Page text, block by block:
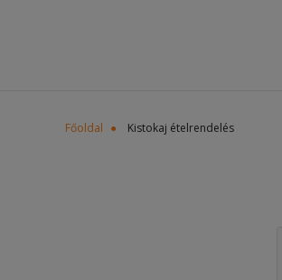
Főoldal Kistokaj ételrendelés